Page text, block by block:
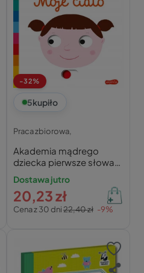
-32%
5kupiło
Praca zbiorowa,
Akademia mądrego
dziecka pierwsze słowa
moje ciało praca
zbiorowa
Dostawa jutro
Cena z 30 dni22,40 zł -9%
20,23 zł